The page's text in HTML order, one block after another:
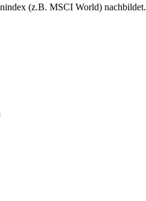
(z.B. MSCI World)